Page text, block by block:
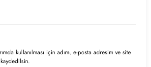
kullanılması için adım, e-posta adresim ve site